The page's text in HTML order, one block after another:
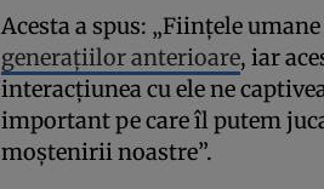
Acesta a spus: „Ființele
generațiilor anterioare, iar
interacțiunea cu ele ne
important pe care îl putem
moștenirii noastre”.